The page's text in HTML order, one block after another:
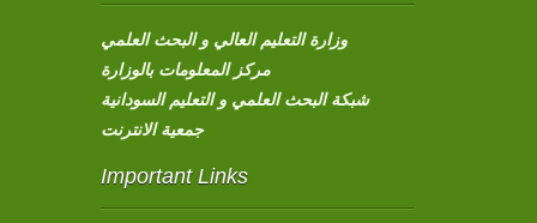
وزارة التعليم العالي و البحث العلمي
مركز المعلومات بالوزارة
شبكة البحث العلمي و التعليم السودانية
جمعية الانترنت
Important Links